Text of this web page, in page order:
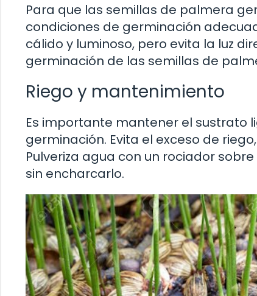
Para que las semillas de palmera
condiciones de germinación
cálido y luminoso, pero evita la luz
germinación de las semillas de
Riego y mantenimiento
Es importante mantener el sustrato
germinación. Evita el exceso de
Pulveriza agua con un rociador
sin encharcarlo.